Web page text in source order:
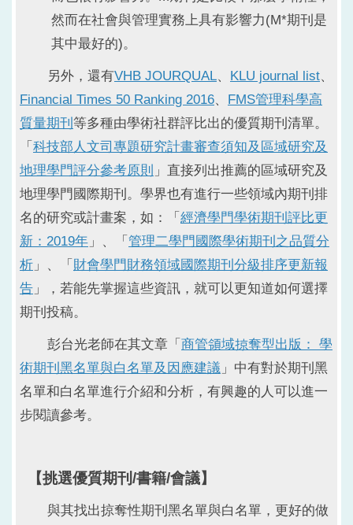
然而在社會與管理實務上具有影響力(M*期刊是
其中最好的)。
另外，還有VHB JOURQUAL、 KLU journal list、
Financial Times 50 Ranking 2016、
FMS管理科學高
質量期刊 等多種由學術社群評比出的優質期刊清單。
「 科技部人文司專題研究計畫審查須知及區域研究及
地理學門評分參考原則 」直接列出推薦的區域研究及
地理學門國際期刊。學界也有進行一些領域內期刊排
名的研究或計畫案，如：「 經濟學門學術期刊評比更
新：2019年 」、「 管理二學門國際學術期刊之品質分
析 」、「 財會學門財務領域國際期刊分級排序更新報
告 」，若能先掌握這些資訊，就可以更知道如何選擇
期刊投稿。
彭台光老師在其文章「 商管領域掠奪型出版： 學
術期刊黑名單與白名單及因應建議 」中有對於期刊黑
名單和白名單進行介紹和分析，有興趣的人可以進一
步閱讀參考。
【挑選優質期刊/書籍/會議】
與其找出掠奪性期刊黑名單與白名單，更好的做